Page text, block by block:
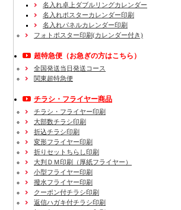
名入れ卓上ダブルリングカレンダー
名入れポスターカレンダー印刷
名入れパネルカレンダー印刷
フォトポスター印刷(カレンダー付き)
超特急便 （お急ぎの方はこちら）
全国発送当日発送コース
関東超特急便
チラシ・フライヤー商品
チラシ・フライヤー印刷
大部数チラシ印刷
折込チラシ印刷
変形フライヤー印刷
折りセットちらし印刷
大判ＤＭ印刷（厚紙フライヤー）
小型フライヤー印刷
撥水フライヤー印刷
クーポン付チラシ印刷
返信ハガキ付チラシ印刷